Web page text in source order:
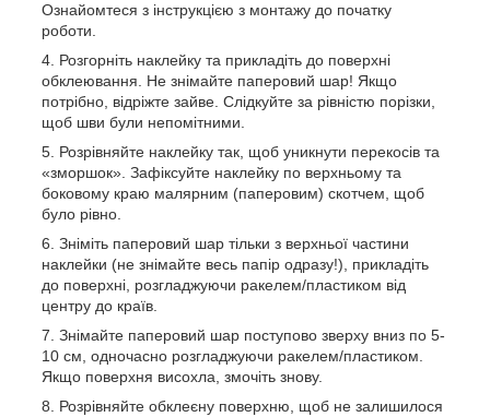
Ознайомтеся з інструкцією з монтажу до початку
роботи.
Розгорніть наклейку та прикладіть до поверхні
обклеювання. Не знімайте паперовий шар! Якщо
потрібно, відріжте зайве. Слідкуйте за рівністю порізки,
щоб шви були непомітними.
Розрівняйте наклейку так, щоб уникнути перекосів та
«зморшок». Зафіксуйте наклейку по верхньому та
боковому краю малярним (паперовим) скотчем, щоб
було рівно.
Зніміть паперовий шар тільки з верхньої частини
наклейки (не знімайте весь папір одразу!), прикладіть
до поверхні, розгладжуючи ракелем/пластиком від
центру до країв.
Знімайте паперовий шар поступово зверху вниз по 5-
10 см, одночасно розгладжуючи ракелем/пластиком.
Якщо поверхня висохла, змочіть знову.
Розрівняйте обклеєну поверхню, щоб не залишилося